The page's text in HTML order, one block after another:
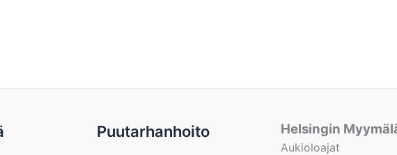
Puutarhanhoito Helsingin
Aukioloajat